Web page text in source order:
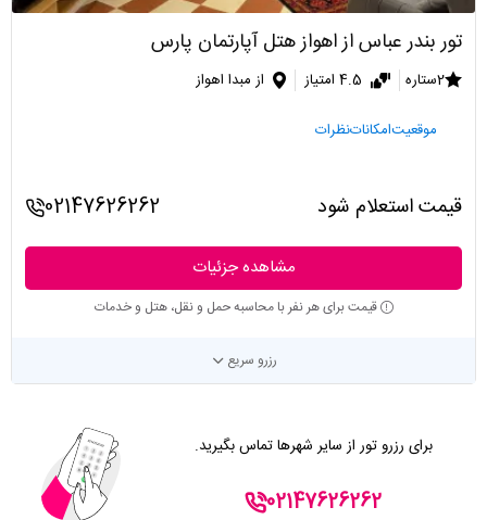
تور بندر عباس از اهواز هتل آپارتمان پارس
2ستاره 4.5 امتیاز از مبدا اهواز
موقعیتامکاناتنظرات
قیمت استعلام شود 02147626262
مشاهده جزئیات
قیمت برای هر نفر با محاسبه حمل و نقل، هتل و خدمات
رزرو سریع
برای رزرو تور از سایر شهرها تماس بگیرید.
02147626262